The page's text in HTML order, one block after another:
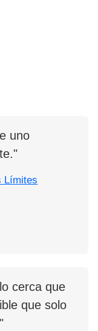
uno
Límites
cerca que
que solo